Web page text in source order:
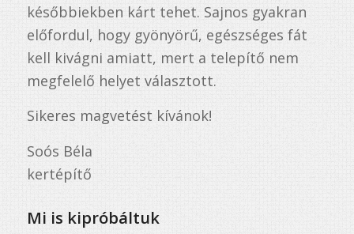
későbbiekben kárt tehet. Sajnos gyakran
előfordul, hogy gyönyörű, egészséges fát
kell kivágni amiatt, mert a telepítő nem
megfelelő helyet választott.
Sikeres magvetést kívánok!
Soós Béla
kertépítő
Mi is kipróbáltuk